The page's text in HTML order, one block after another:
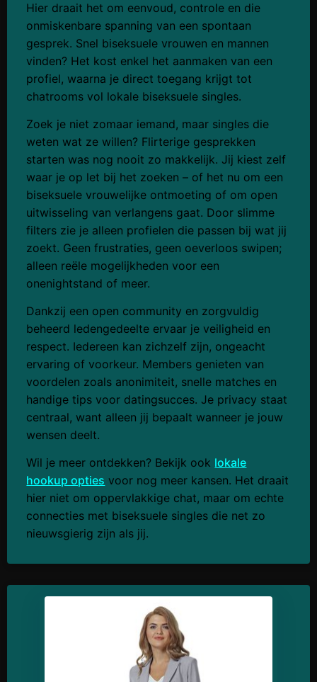
Hier draait het om eenvoud, controle en die
onmiskenbare spanning van een spontaan
gesprek. Snel biseksuele vrouwen en mannen
vinden? Het kost enkel het aanmaken van een
profiel, waarna je direct toegang krijgt tot
chatrooms vol lokale biseksuele singles.
Zoek je niet zomaar iemand, maar singles die
weten wat ze willen? Flirterige gesprekken
starten was nog nooit zo makkelijk. Jij kiest zelf
waar je op let bij het zoeken – of het nu om een
biseksuele vrouwelijke ontmoeting of om open
uitwisseling van verlangens gaat. Door slimme
filters zie je alleen profielen die passen bij wat jij
zoekt. Geen frustraties, geen oeverloos swipen;
alleen reële mogelijkheden voor een
onenightstand of meer.
Dankzij een open community en zorgvuldig
beheerd ledengedeelte ervaar je veiligheid en
respect. Iedereen kan zichzelf zijn, ongeacht
ervaring of voorkeur. Members genieten van
voordelen zoals anonimiteit, snelle matches en
handige tips voor datingsucces. Je privacy staat
centraal, want alleen jij bepaalt wanneer je jouw
wensen deelt.
Wil je meer ontdekken? Bekijk ook lokale
hookup opties voor nog meer kansen. Het draait
hier niet om oppervlakkige chat, maar om echte
connecties met biseksuele singles die net zo
nieuwsgierig zijn als jij.